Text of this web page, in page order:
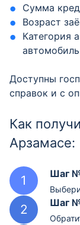
Сумма
Возраст
Категория
автомобиль
Доступны
справок и с
Как
Арзамасе:
Шаг
Шаг